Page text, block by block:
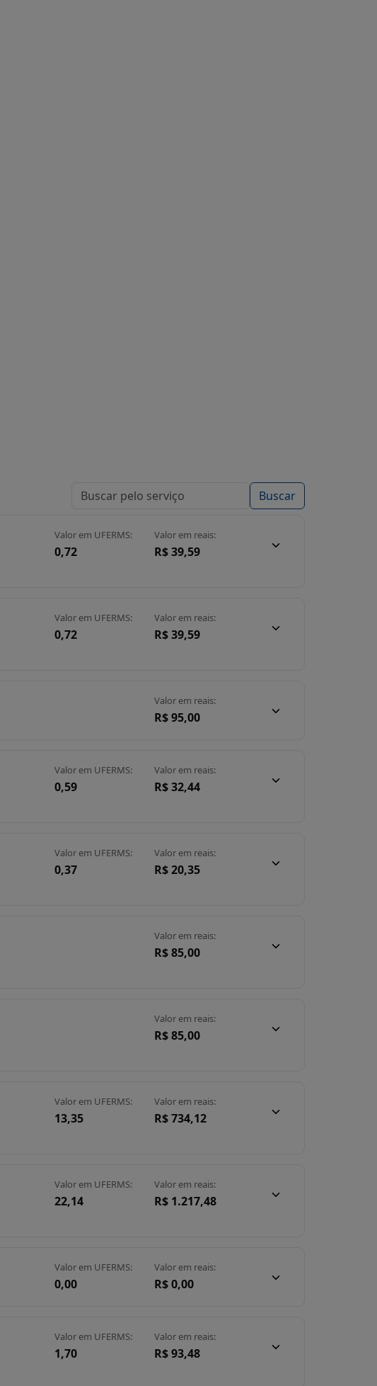
Buscar
Valor em UFERMS:
0,72
Valor em reais:
R$ 39,59
Valor em UFERMS:
0,72
Valor em reais:
R$ 39,59
Valor em reais:
R$ 95,00
Valor em UFERMS:
0,59
Valor em reais:
R$ 32,44
Valor em UFERMS:
0,37
Valor em reais:
R$ 20,35
Valor em reais:
R$ 85,00
Valor em reais:
R$ 85,00
Valor em UFERMS:
13,35
Valor em reais:
R$ 734,12
Valor em UFERMS:
22,14
Valor em reais:
R$ 1.217,48
Valor em UFERMS:
0,00
Valor em reais:
R$ 0,00
Valor em UFERMS:
1,70
Valor em reais:
R$ 93,48